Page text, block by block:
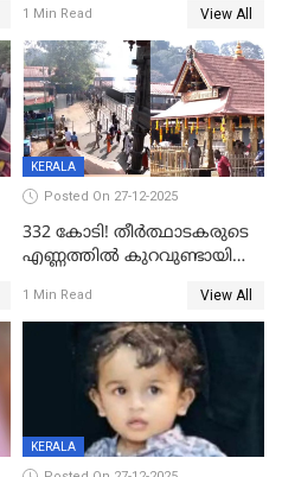
കേസ്; തർക്കമുണ്ടായത്
ഫേഷ്യലിന് 300 രൂപ
ആവശ്യപ്പെട്ടതിനെച്ചൊല്ലി
1 Min Read View All
KERALA
Posted On 27-12-2025
332 കോടി! തീർത്ഥാടകരുടെ
എണ്ണത്തിൽ കുറവുണ്ടായിട്ടും
കുതിച്ചുയരുന്നു
1 Min Read View All
KERALA